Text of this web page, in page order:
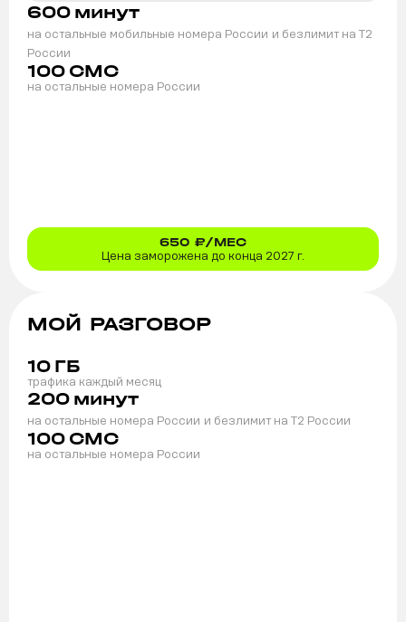
600 минут
на остальные мобильные номера России и безлимит на T2
России
100 СМС
на остальные номера России
650 ₽/МЕС
Цена заморожена до конца 2027 г.
МОЙ РАЗГОВОР
10 ГБ
трафика каждый месяц
200 минут
на остальные номера России и безлимит на T2 России
100 СМС
на остальные номера России